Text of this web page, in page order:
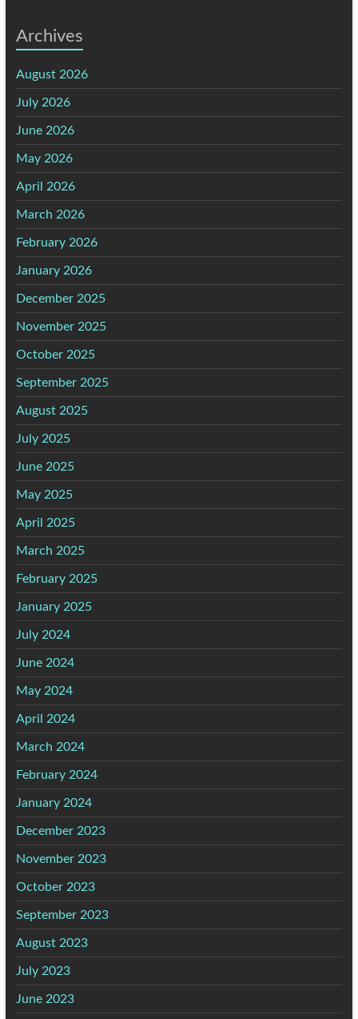
Archives
August 2026
July 2026
June 2026
May 2026
April 2026
March 2026
February 2026
January 2026
December 2025
November 2025
October 2025
September 2025
August 2025
July 2025
June 2025
May 2025
April 2025
March 2025
February 2025
January 2025
July 2024
June 2024
May 2024
April 2024
March 2024
February 2024
January 2024
December 2023
November 2023
October 2023
September 2023
August 2023
July 2023
June 2023